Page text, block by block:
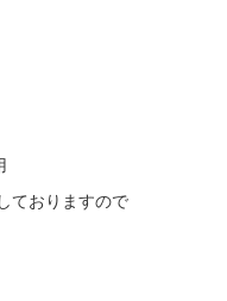
ておりますので